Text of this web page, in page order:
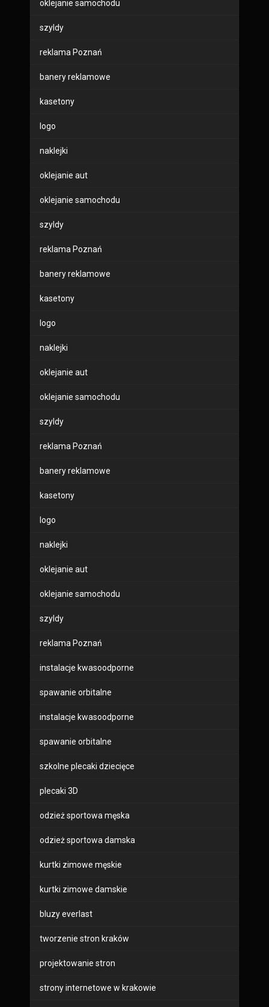
oklejanie samochodu
szyldy
reklama Poznań
banery reklamowe
kasetony
logo
naklejki
oklejanie aut
oklejanie samochodu
szyldy
reklama Poznań
banery reklamowe
kasetony
logo
naklejki
oklejanie aut
oklejanie samochodu
szyldy
reklama Poznań
banery reklamowe
kasetony
logo
naklejki
oklejanie aut
oklejanie samochodu
szyldy
reklama Poznań
instalacje kwasoodporne
spawanie orbitalne
instalacje kwasoodporne
spawanie orbitalne
szkolne plecaki dziecięce
plecaki 3D
odzież sportowa męska
odzież sportowa damska
kurtki zimowe męskie
kurtki zimowe damskie
bluzy everlast
tworzenie stron kraków
projektowanie stron
strony internetowe w krakowie